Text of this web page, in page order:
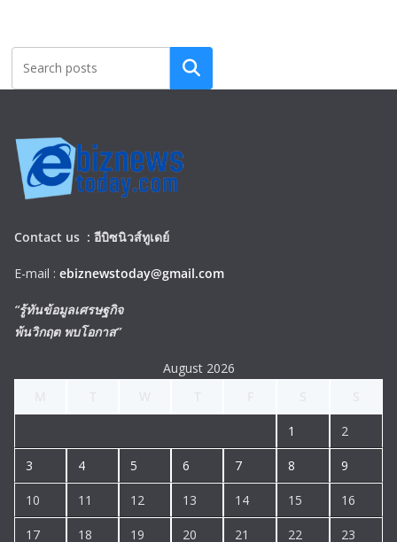
Search
Contact us : อีบิซนิวส์ทูเดย์
E-mail : ebiznewstoday@gmail.com
“รู้ทันข้อมูลเศรษฐกิจ
พ้นวิกฤต พบโอกาส”
August 2026
1 2
3 4 5 6 7 8 9
10 11 12 13 14 15 16
17 18 19 20 21 22 23